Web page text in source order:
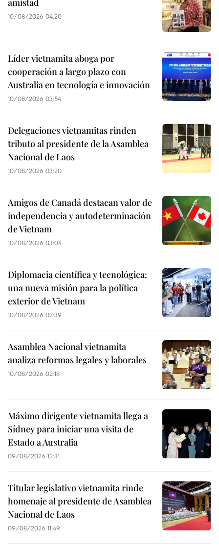
amistad
10/08/2026 04:20
Líder vietnamita aboga por
cooperación a largo plazo con
Australia en tecnología e innovación
10/08/2026 03:54
Delegaciones vietnamitas rinden
tributo al presidente de la Asamblea
Nacional de Laos
10/08/2026 03:20
Amigos de Canadá destacan valor de
independencia y autodeterminación
de Vietnam
10/08/2026 03:04
Diplomacia científica y tecnológica:
una nueva misión para la política
exterior de Vietnam
10/08/2026 02:39
Asamblea Nacional vietnamita
analiza reformas legales y laborales
10/08/2026 02:18
Máximo dirigente vietnamita llega a
Sídney para iniciar una visita de
Estado a Australia
09/08/2026 12:31
Titular legislativo vietnamita rinde
homenaje al presidente de Asamblea
Nacional de Laos
09/08/2026 11:49